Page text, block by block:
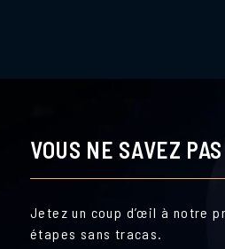
VOUS NE SAVEZ
Jetez un coup d’œil à notre
étapes sans tracas.